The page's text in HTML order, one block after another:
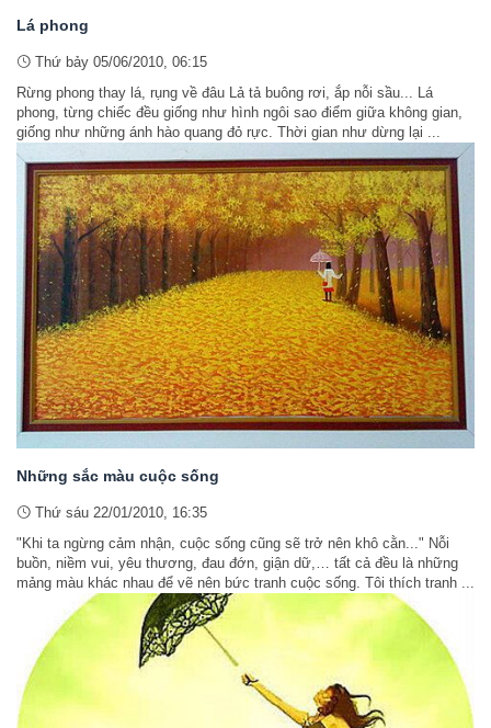
Lá phong
Thứ bảy 05/06/2010, 06:15
Rừng phong thay lá, rụng về đâu Lả tả buông rơi, ắp nỗi sầu... Lá
phong, từng chiếc đều giống như hình ngôi sao điểm giữa không gian,
giống như những ánh hào quang đỏ rực. Thời gian như dừng lại ...
Những sắc màu cuộc sống
Thứ sáu 22/01/2010, 16:35
"Khi ta ngừng cảm nhận, cuộc sống cũng sẽ trở nên khô cằn..." Nỗi
buồn, niềm vui, yêu thương, đau đớn, giận dữ,… tất cả đều là những
mảng màu khác nhau để vẽ nên bức tranh cuộc sống. Tôi thích tranh ...